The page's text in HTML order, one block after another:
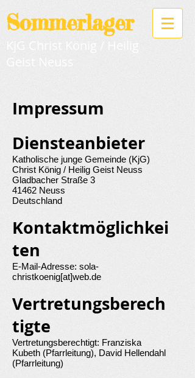
Sommerlager
KjG Christ König / Heilig
Geist Neuss
Impressum
Diensteanbieter
Katholische junge Gemeinde (KjG)
Christ König / Heilig Geist Neuss
Gladbacher Straße 3
41462 Neuss
Deutschland
Kontaktmöglichkei
ten
E-Mail-Adresse: sola-
christkoenig[at]web.de
Vertretungsberech
tigte
Vertretungsberechtigt: Franziska
Kubeth (Pfarrleitung), David Hellendahl
(Pfarrleitung)